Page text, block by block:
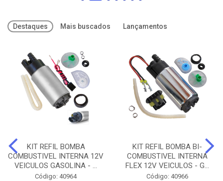
Destaques Mais buscados Lançamentos
KIT REFIL BOMBA
COMBUSTIVEL INTERNA 12V
VEICULOS GASOLINA - ...
Código: 40964
KIT REFIL BOMBA BI-
COMBUSTIVEL INTERNA
FLEX 12V VEICULOS - G...
Código: 40966